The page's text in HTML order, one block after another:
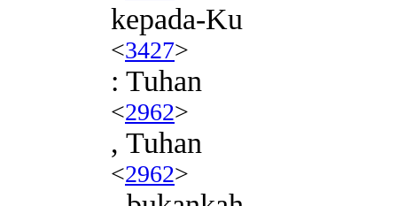
kepada-Ku
<3427>
: Tuhan
<2962>
, Tuhan
<2962>